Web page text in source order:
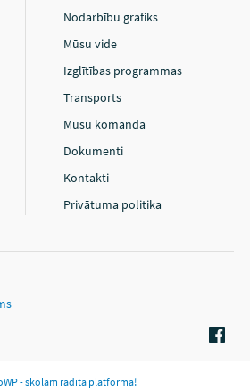
Nodarbību grafiks
Mūsu vide
Izglītības programmas
Transports
Mūsu komanda
Dokumenti
Kontakti
Privātuma politika
- skolām radīta platforma!